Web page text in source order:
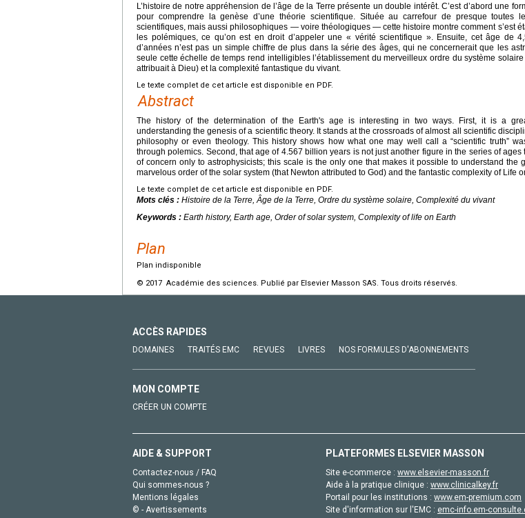
L’histoire de notre appréhension de l’âge de la Terre présente un double intérêt. C’est d’abord une
pour comprendre la genèse d’une théorie scientifique. Située au carrefour de presque toutes
scientifiques, mais aussi philosophiques — voire théologiques — cette histoire montre comment s’est
les polémiques, ce qu’on est en droit d’appeler une « vérité scientifique ». Ensuite, cet âge de
d’années n’est pas un simple chiffre de plus dans la série des âges, qui ne concernerait que les
seule cette échelle de temps rend intelligibles l’établissement du merveilleux ordre du système
attribuait à Dieu) et la complexité fantastique du vivant.
Le texte complet de cet article est disponible en PDF.
Abstract
The history of the determination of the Earth's age is interesting in two ways. First, it is a
understanding the genesis of a scientific theory. It stands at the crossroads of almost all scientific
philosophy or even theology. This history shows how what one may well call a “scientific truth”
through polemics. Second, that age of 4.567 billion years is not just another figure in the series of ages
of concern only to astrophysicists; this scale is the only one that makes it possible to understand the
marvelous order of the solar system (that Newton attributed to God) and the fantastic complexity of Life
Le texte complet de cet article est disponible en PDF.
Mots clés : Histoire de la Terre, Âge de la Terre, Ordre du système solaire, Complexité du vivant
Keywords : Earth history, Earth age, Order of solar system, Complexity of life on Earth
Plan
Plan indisponible
© 2017 Académie des sciences. Publié par Elsevier Masson SAS. Tous droits réservés.
ACCÈS RAPIDES
DOMAINES TRAITÉS EMC REVUES LIVRES NOS FORMULES D'ABONNEMENTS
MON COMPTE
CRÉER UN COMPTE
AIDE & SUPPORT
Contactez-nous / FAQ
Qui sommes-nous ?
Mentions légales
© - Avertissements
PLATEFORMES ELSEVIER MASSON
Site e-commerce : www.elsevier-masson.fr
Aide à la pratique clinique : www.clinicalkey.fr
Portail pour les institutions : www.em-premium.com
Site d'information sur l'EMC : emc-info.em-